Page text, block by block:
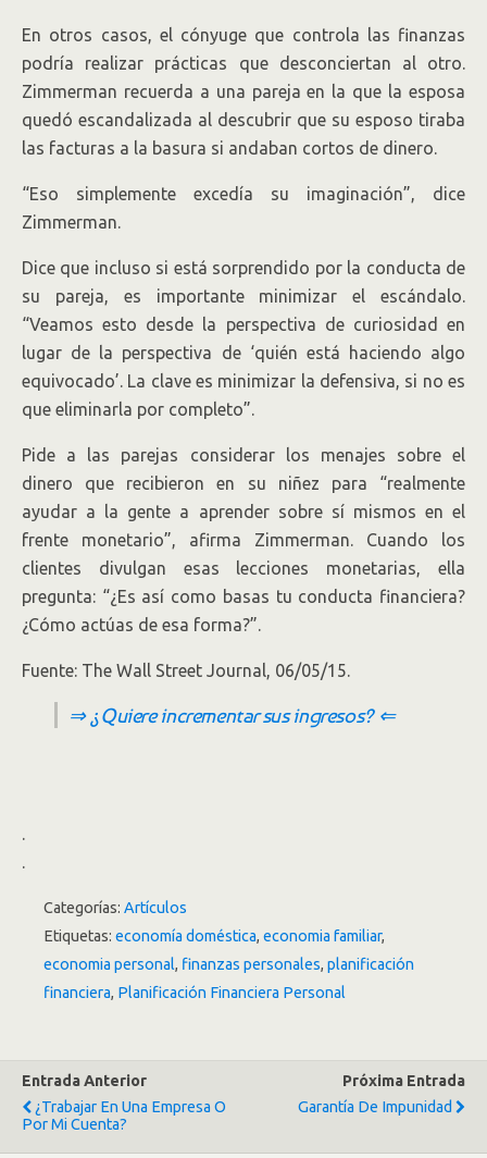
En otros casos, el cónyuge que controla las finanzas
podría realizar prácticas que desconciertan al otro.
Zimmerman recuerda a una pareja en la que la esposa
quedó escandalizada al descubrir que su esposo tiraba
las facturas a la basura si andaban cortos de dinero.
“Eso simplemente excedía su imaginación”, dice
Zimmerman.
Dice que incluso si está sorprendido por la conducta de
su pareja, es importante minimizar el escándalo.
“Veamos esto desde la perspectiva de curiosidad en
lugar de la perspectiva de ‘quién está haciendo algo
equivocado’. La clave es minimizar la defensiva, si no es
que eliminarla por completo”.
Pide a las parejas considerar los menajes sobre el
dinero que recibieron en su niñez para “realmente
ayudar a la gente a aprender sobre sí mismos en el
frente monetario”, afirma Zimmerman. Cuando los
clientes divulgan esas lecciones monetarias, ella
pregunta: “¿Es así como basas tu conducta financiera?
¿Cómo actúas de esa forma?”.
Fuente: The Wall Street Journal, 06/05/15.
⇒ ¿Quiere incrementar sus ingresos? ⇐
.
.
Categorías: Artículos
Etiquetas: economía doméstica, economia familiar,
economia personal, finanzas personales, planificación
financiera, Planificación Financiera Personal
Entrada Anterior
¿Trabajar En Una Empresa O
Por Mi Cuenta?
Próxima Entrada
Garantía De Impunidad